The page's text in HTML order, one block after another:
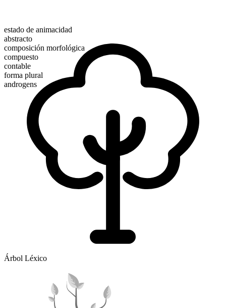
estado de animacidad
abstracto
composición morfológica
compuesto
contable
forma plural
androgens
Árbol Léxico